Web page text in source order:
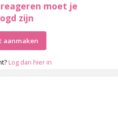
moet je
zijn
aanmaken
Log dan hier in